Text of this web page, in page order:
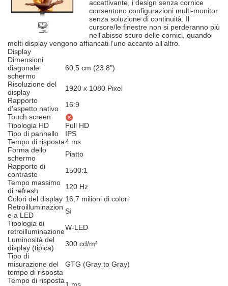
accattivante, i design senza cornice
consentono configurazioni multi-monitor
senza soluzione di continuità. Il
cursore/le finestre non si perderanno più
nell'abisso scuro delle cornici, quando
molti display vengono affiancati l’uno accanto all’altro.
Display
Dimensioni
diagonale
schermo
60,5 cm (23.8")
Risoluzione del
display
1920 x 1080 Pixel
Rapporto
d'aspetto nativo
16:9
Touch screen
Tipologia HD
Full HD
Tipo di pannello
IPS
Tempo di risposta4 ms
Forma dello
schermo
Piatto
Rapporto di
contrasto
1500:1
Tempo massimo
di refresh
120 Hz
Colori del display 16,7 milioni di colori
Retroilluminazion
e a LED
Sì
Tipologia di
retroilluminazioneW-LED
Luminosità del
display (tipica)
300 cd/m²
Tipo di
misurazione del
tempo di risposta
GTG (Gray to Gray)
Tempo di risposta